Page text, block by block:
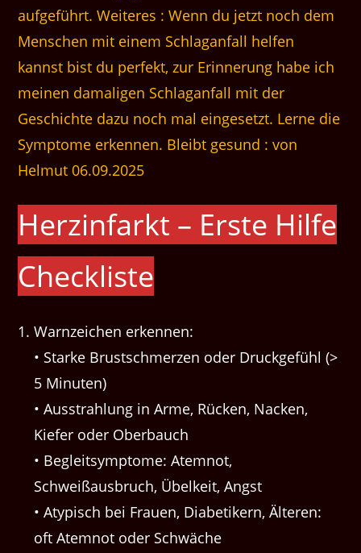
aufgeführt. Weiteres : Wenn du jetzt noch dem
Menschen mit einem Schlaganfall helfen
kannst bist du perfekt, zur Erinnerung habe ich
meinen damaligen Schlaganfall mit der
Geschichte dazu noch mal eingesetzt. Lerne die
Symptome erkennen. Bleibt gesund : von
Helmut 06.09.2025
Herzinfarkt – Erste Hilfe
Checkliste
Warnzeichen erkennen:
• Starke Brustschmerzen oder Druckgefühl (>
5 Minuten)
• Ausstrahlung in Arme, Rücken, Nacken,
Kiefer oder Oberbauch
• Begleitsymptome: Atemnot,
Schweißausbruch, Übelkeit, Angst
• Atypisch bei Frauen, Diabetikern, Älteren:
oft Atemnot oder Schwäche